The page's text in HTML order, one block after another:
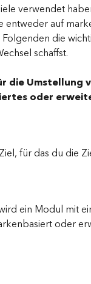
verwendet
auf
die
schaffst.
Umstellung
oder
für das du die
ein Modul mit
oder